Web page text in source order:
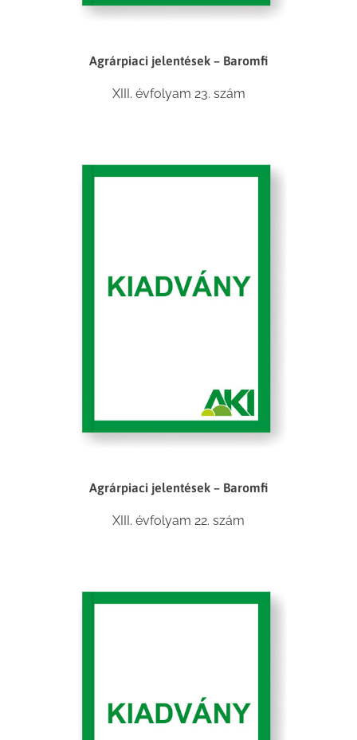
Agrárpiaci jelentések – Baromfi
XIII. évfolyam 23. szám
Agrárpiaci jelentések – Baromfi
XIII. évfolyam 22. szám